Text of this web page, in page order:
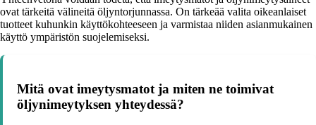
ovat tärkeitä välineitä öljyntorjunnassa. On tärkeää valita oikeanlaiset
tuotteet kuhunkin käyttökohteeseen ja varmistaa niiden asianmukainen
käyttö ympäristön suojelemiseksi.
Mitä ovat imeytysmatot ja miten ne toimivat
öljynimeytyksen yhteydessä?